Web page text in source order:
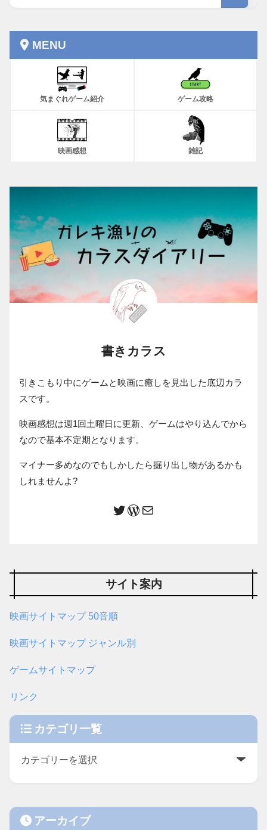
MENU
気まぐれゲーム紹介 ゲーム攻略
映画感想 雑記
書きカラス
引きこもり中にゲームと映画に癒しを見出した底辺カラ
スです。
映画感想は週1回土曜日に更新、ゲームはやり込んでから
なので基本不定期となります。
マイナー多めなのでもしかしたら掘り出し物があるかも
しれませんよ?
サイト案内
映画サイトマップ 50音順
映画サイトマップ ジャンル別
ゲームサイトマップ
リンク
カテゴリ一覧
アーカイブ